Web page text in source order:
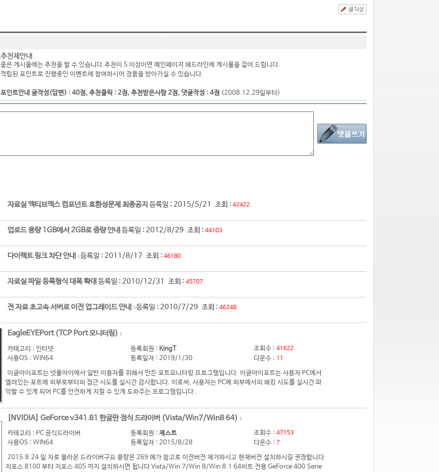
추천제안내
좋은 게시물에는 추천을 할 수 있습니다.추천이 5 이상이면 메인페이지 헤드라인에 게시물을 걸어 드립니다.
적립된 포인트로 진행중인 이벤트에 참여하시어 경품을 받아가실 수 있습니다.
포인트안내 글작성(답변) : 40점, 추천클릭 : 2점, 추천받은사람 2점, 댓글작성 : 4점 (2008.12.29일부터)
자료실 엑티브엑스 컴포넌트 호환성문제 최종공지 등록일 : 2015/5/21 조회 : 42422
업로드 용량 1GB에서 2GB로 증량 안내 등록일 : 2012/8/29 조회 : 44103
다이렉트 링크 차단 안내 1등록일 : 2011/8/17 조회 : 46180
자료실 파일 등록형식 대폭 확대 등록일 : 2010/12/31 조회 : 45707
전 자료 초고속 서버로 이전 업그레이드 안내 3등록일 : 2010/7/29 조회 : 46248
EagleEYEPort (TCP Port 모니터링) 1
카테고리 : 인터넷
사용OS : WIN64
등록회원 : KingT
등록일자 : 2019/1/30
조회수 : 41622
다운수 : 11
이글아이포트는 넷풀아이에서 일반 이용자를 위해서 만든 포트모니터링 프로그램입니다. 이글아이포트는 사용자 PC에서
열려있는 포트에 외부로부터의 접근 시도를 실시간 감시합니다. 이로써, 사용자는 PC에 외부에서의 해킹 시도를 실시간 파
악할 수 있게 되어 PC를 안전하게 지킬 수 있게 도와주는 프로그램입니다..
[NVIDIA] GeForce v341.81 한글판 정식 드라이버 (Vista/Win7/Win8 64) 1
카테고리 : PC 공식드라이버
사용OS : WIN64
등록회원 : 제스트
등록일자 : 2015/8/28
조회수 : 47153
다운수 : 7
2015.8.24 일 자로 올라온 드라이버구요 용량은 269 메가 참고로 이전버전 제거하시고 현재버전 설치하시길 권장합니다
지포스 8100 부터 지포스 405 까지 설치하시면 됩니다 Vista/Win 7/Win 8/Win 8.1 64비트 전용 GeForce 400 Serie